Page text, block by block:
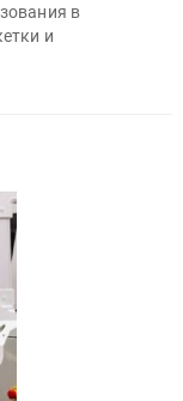
в
и